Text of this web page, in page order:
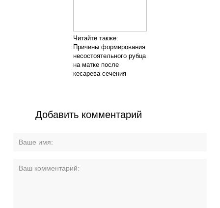
Читайте также:
Причины формирования
несостоятельного рубца
на матке после
кесарева сечения
Добавить комментарий